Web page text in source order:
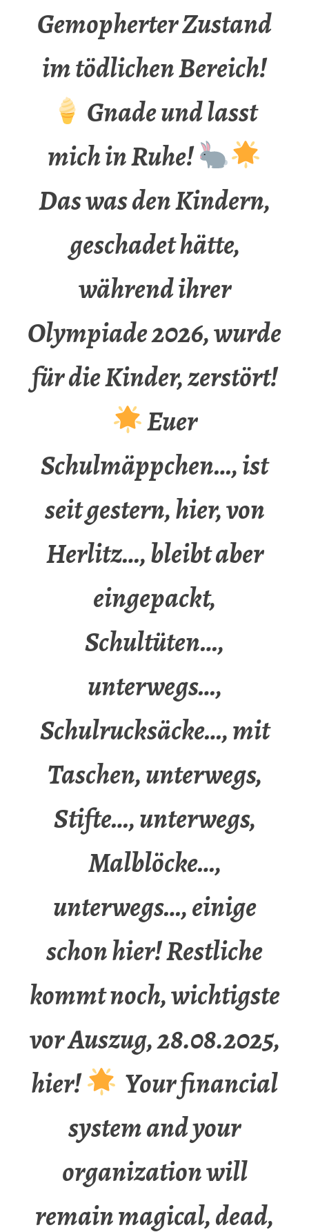
Gemopherter Zustand
im tödlichen Bereich!
Gnade und lasst
mich in Ruhe!
Das was den Kindern,
geschadet hätte,
während ihrer
Olympiade 2026, wurde
für die Kinder, zerstört!
Euer
Schulmäppchen…, ist
seit gestern, hier, von
Herlitz…, bleibt aber
eingepackt,
Schultüten…,
unterwegs…,
Schulrucksäcke…, mit
Taschen, unterwegs,
Stifte…, unterwegs,
Malblöcke…,
unterwegs…, einige
schon hier! Restliche
kommt noch, wichtigste
vor Auszug, 28.08.2025,
hier!
Your financial
system and your
organization will
remain magical, dead,